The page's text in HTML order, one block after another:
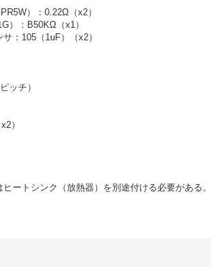
）：0.22Ω（x2）
）：B50KΩ（x1）
：105（1uF）（x2）
ッチ）
）
ートシンク（放熱器）を別途付ける必要がある。